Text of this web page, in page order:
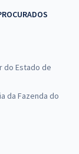
do Estado de
da Fazenda do